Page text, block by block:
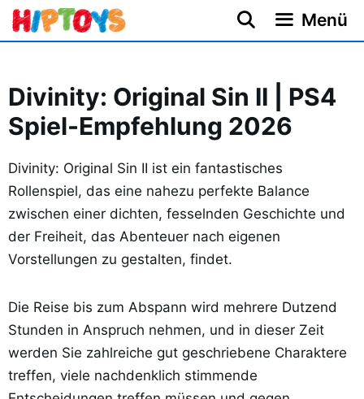
Zum
Inhalt
Menü
Divinity: Original Sin II | PS4
Spiel-Empfehlung 2026
Divinity: Original Sin II ist ein fantastisches
Rollenspiel, das eine nahezu perfekte Balance
zwischen einer dichten, fesselnden Geschichte und
der Freiheit, das Abenteuer nach eigenen
Vorstellungen zu gestalten, findet.
Die Reise bis zum Abspann wird mehrere Dutzend
Stunden in Anspruch nehmen, und in dieser Zeit
werden Sie zahlreiche gut geschriebene Charaktere
treffen, viele nachdenklich stimmende